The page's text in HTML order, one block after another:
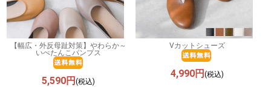
【幅広・外反母趾対策】やわらか～
いぺたんこパンプス
5,590円(税込)
Vカットシューズ
4,990円 (税込)